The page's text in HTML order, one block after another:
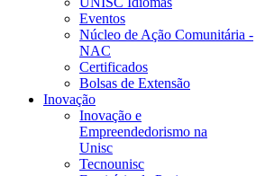
Eventos
Núcleo de Ação Comunitária -
NAC
Certificados
Bolsas de Extensão
Inovação
Inovação e
Empreendedorismo na
Unisc
Tecnounisc